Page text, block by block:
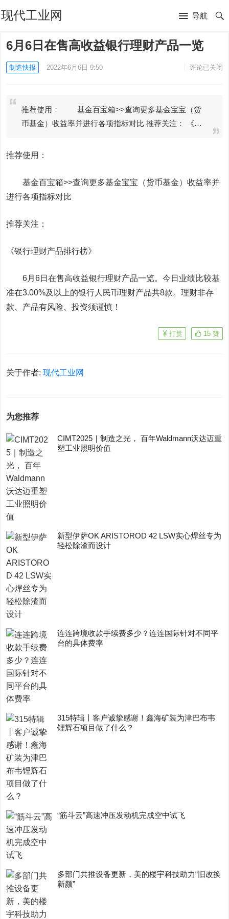
现代工业网 导航
6月6日在售高收益银行理财产品一览
制造快报 2022年6月6日 9:50 评论已关闭
推荐使用： 基金百宝箱>>查询更多基金宝宝（货
币基金）收益率并进行各项指标对比 推荐关注： 《…
推荐使用：
基金百宝箱>>查询更多基金宝宝（货币基金）收益率并
进行各项指标对比
推荐关注：
《银行理财产品排行榜》
6月6日在售高收益银行理财产品一览。今日业绩比较基
准在3.00%及以上的银行人民币理财产品共8款。理财非存
款、产品有风险、投资须谨慎！
15 赞
打赏
关于作者:现代工业网
为您推荐
CIMT2025｜制造之光， 百年Waldmann沃达迈重
塑工业照明价值
新型伊萨OK ARISTOROD 42 LSW实心焊丝专为
轻松除渣而设计
连连跨境收款手续费多少？连连国际针对不同平
台的具体费率
315特辑丨客户诚挚感谢！鑫海矿装为津巴布韦
锂辉石项目做了什么？
“筋斗云”高速冲压发动机完成空中试飞
多部门共推设备更新，美的楼宇科技助力“旧改换
新颜”